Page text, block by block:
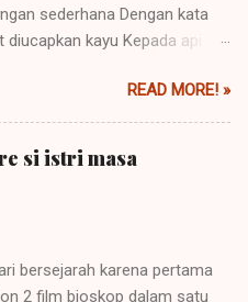
sederhana Dengan kata
kayu Kepada api
Dengan isyarat yang tak
Awan kepada hujan yang
Hai, teman-teman. Saya
Kali ini saya pengen nulis
kemampuan kita berumah
READ MORE! »
si istri masa
bersejarah karena pertama
2 film bioskop dalam satu